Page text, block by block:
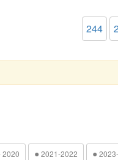
244
2020 ● 2021-2022 ●